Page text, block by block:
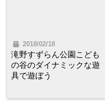
2018/02/18
滝野すずらん公園こども
の谷のダイナミックな遊
具で遊ぼう